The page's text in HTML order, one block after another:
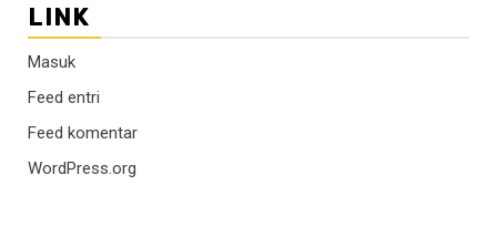
LINK
Masuk
Feed entri
Feed komentar
WordPress.org